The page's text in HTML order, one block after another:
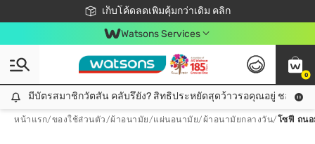
เก็บโค้ดลดเพิ่มคุ้มกว่าเดิม คลิก
ชอปออนไลน์ครั้งแรก ลดเพิ่มจุก ๆ 10%! 🎉
📦ส่งฟรี! เมื่อชอป 499฿
สมาชิกวัตสัน คลับดียังไง?
Watsons Services
0
มีบัตรสมาชิกวัตสัน คลับรึยัง? สิทธิประหยัดสุดว้าวรอคุณอยู่ ชอปคุ้มกว่าเดิม คลิก!
มีบัตรสมาชิกวัตสัน คลับรึยัง? สิทธิประหยัดสุดว้าวรอคุณอยู่ ชอปคุ้มก
หน้าแรก/ของใช้ส่วนตัว/ผ้าอนามัย/แผ่นอนามัย/ผ้าอนามัยกลางวัน/โซฟี ถนอ